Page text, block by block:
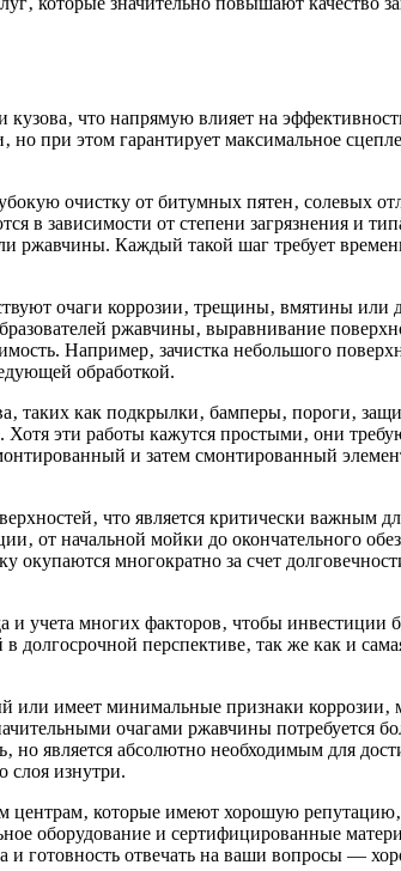
что напрямую влияет на
при этом гарантирует максимальное
очистку от битумных пятен‚ солевых
в зависимости от степени загрязнения и
ржавчины. Каждый такой шаг требует
очаги коррозии‚ трещины‚ вмятины или
ржавчины‚ выравнивание
Например‚ зачистка небольшого
обработкой.
таких как подкрылки‚ бамперы‚ пороги‚
эти работы кажутся простыми‚ они
и затем смонтированный элемент
что является критически важным
от начальной мойки до окончательного
окупаются многократно за счет
и учета многих факторов‚ чтобы
перспективе‚ так же как и
или имеет минимальные признаки коррозии‚
очагами ржавчины потребуется
является абсолютно необходимым для
слоя изнутри.
которые имеют хорошую
оборудование и сертифицированные
и готовность отвечать на ваши вопросы —